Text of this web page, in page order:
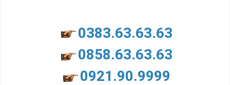
0383.63.63.63
0858.63.63.63
0921.90.9999